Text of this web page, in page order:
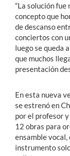
“La solución
concepto que
de descanso
conciertos con
luego se queda
que muchos
presentación
En esta nueva
se estrenó en
por el profesor
12 obras para
ensamble vocal,
instrumento